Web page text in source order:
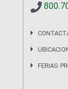
FERIAS